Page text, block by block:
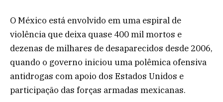
O México está envolvido em uma espiral de
violência que deixa quase 400 mil mortos e
dezenas de milhares de desaparecidos desde 2006,
quando o governo iniciou uma polêmica ofensiva
antidrogas com apoio dos Estados Unidos e
participação das forças armadas mexicanas.